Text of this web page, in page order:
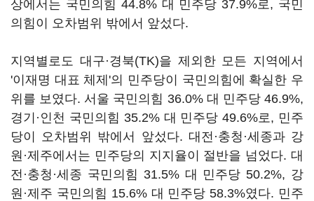
상에서는 국민의힘 44.8% 대 민주당 37.9%로, 국민
의힘이 오차범위 밖에서 앞섰다.
지역별로도 대구·경북(TK)을 제외한 모든 지역에서
'이재명 대표 체제'의 민주당이 국민의힘에 확실한 우
위를 보였다. 서울 국민의힘 36.0% 대 민주당 46.9%,
경기·인천 국민의힘 35.2% 대 민주당 49.6%로, 민주
당이 오차범위 밖에서 앞섰다. 대전·충청·세종과 강
원·제주에서는 민주당의 지지율이 절반을 넘었다. 대
전·충청·세종 국민의힘 31.5% 대 민주당 50.2%, 강
원·제주 국민의힘 15.6% 대 민주당 58.3%였다. 민주